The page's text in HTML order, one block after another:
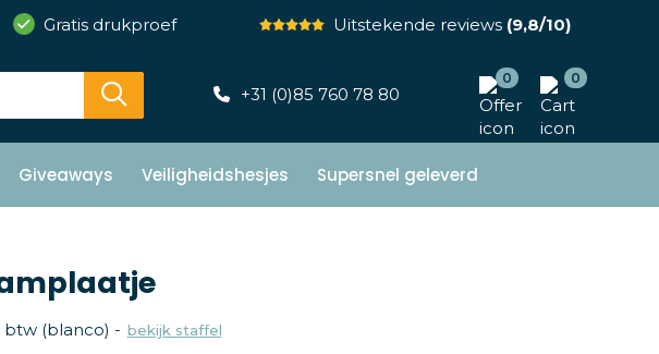
Gratis drukproef Uitstekende reviews(9,8/10)
+31 (0)85 760 78 80
0 0
Giveaways Veiligheidshesjes Supersnel geleverd
(blanco) - bekijk staffel